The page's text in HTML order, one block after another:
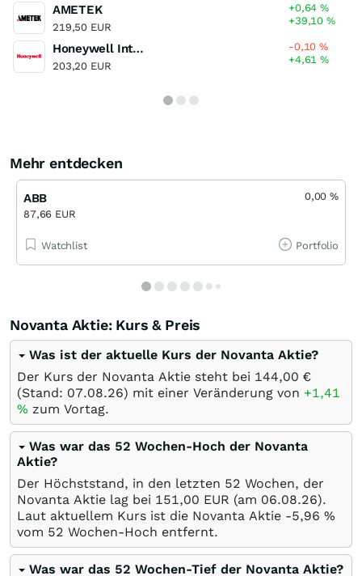
AMETEK
219,50 EUR
+0,64%
+39,10%
Honeywell International
203,20 EUR
-0,10%
+4,61%
Mehr entdecken
ABB
87,66 EUR
0,00%
Watchlist Portfolio
Novanta Aktie: Kurs & Preis
Was ist der aktuelle Kurs der Novanta Aktie?
Der Kurs der Novanta Aktie steht bei 144,00 €
(Stand: 07.08.26) mit einer Veränderung von +1,41
% zum Vortag.
Was war das 52 Wochen-Hoch der Novanta
Aktie?
Der Höchststand, in den letzten 52 Wochen, der
Novanta Aktie lag bei 151,00 EUR (am 06.08.26).
Laut aktuellem Kurs ist die Novanta Aktie -5,96 %
vom 52 Wochen-Hoch entfernt.
Was war das 52 Wochen-Tief der Novanta Aktie?